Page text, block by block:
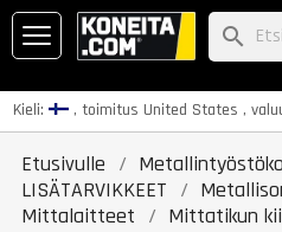
Kieli: , toimitus United States ,
search
Etusivulle
LISÄTARVIKKEET
Mittalaitteet
Mittatikun